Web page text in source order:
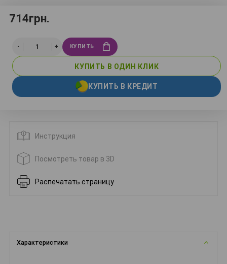
714грн.
КУПИТЬ
КУПИТЬ В ОДИН КЛИК
КУПИТЬ В КРЕДИТ
Инструкция
Посмотреть товар в 3D
Распечатать страницу
Характеристики